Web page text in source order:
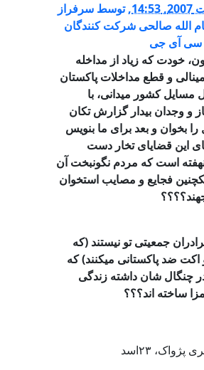
,توسط سرفراز
الله صالحى شرکت کنندگان
سى آى جى
خودت که زیاد از مداخله
و قطع مداخلات پاکستان
مسایل کشور میدانی، با
و وجدان بیدار گزارش تکان
را بخوان و بعد برای ما بنویس
این قضایای تخار دست
است که مردم نگونبخت آن
فجایع و مصایب استخوان
جمعیتی تو نیستند (که
اکت ضد پاکستانی میکنند) که
چنگال شان داشته زندگی
ساخته اند؟؟؟
٢٣اسد